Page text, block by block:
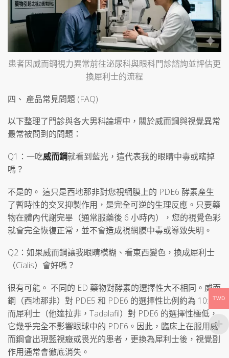
患者因威而鋼視力異常前往泌尿科與眼科門診諮詢並評估更
換犀利士的流程
四、 產品常見問題 (FAQ)
以下整理了門診與各大男科論壇中，關於威而鋼與視覺異常
最常被問到的問題：
Q1：一吃威而鋼就看到藍光，這代表我的眼睛中毒或瞎掉
嗎？
不是的。 這只是西地那非對您視網膜上的 PDE6 酵素產生
了暫時性的交叉抑製作用，是完全可逆的生理反應。只要藥
物在體內代謝完畢（通常服藥後 6 小時內），您的視覺色彩
就會完全恢復正常，並不會造成視網膜中毒或導致失明。
Q2：如果威而鋼讓我眼睛模糊、看東西變色，換成犀利士
（Cialis）會好嗎？
很有可能。 不同的 ED 藥物對酵素的選擇性大不相同。威而
鋼（西地那非）對 PDE5 和 PDE6 的選擇性比例約為 10:1；
而犀利士（他達拉非，Tadalafil）對 PDE6 的選擇性極低，
它幾乎完全不影響眼球中的 PDE6。因此，臨床上在服用威
而鋼會出現藍視癥或畏光的患者，更換為犀利士後，視覺副
作用通常會徹底消失。
TWD